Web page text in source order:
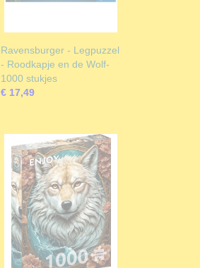
Ravensburger - Legpuzzel
- Roodkapje en de Wolf-
1000 stukjes
€ 17,49